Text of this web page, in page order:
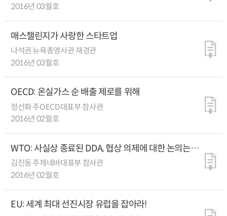
2016년 03월호
매스챌린지가 사랑한 스타트업
나석권 뉴욕총영사관 재경관
2016년 03월호
OECD: 온실가스 순 배출 제로를 위해
정선화 주OECD대표부 참사관
2016년 02월호
WTO: 사실상 종료된 DDA, 협상 의제에 대한 논의는
계속 진행
김진동 주제네바대표부 참사관
2016년 02월호
EU: 세계 최대 선진시장 유럽을 잡아라!